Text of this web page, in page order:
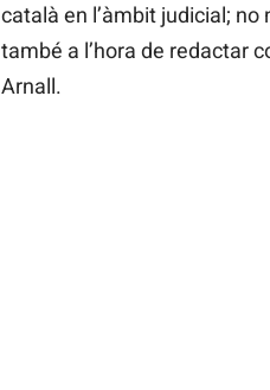
català en l’àmbit judicial;
també a l’hora de redactar
Arnall.